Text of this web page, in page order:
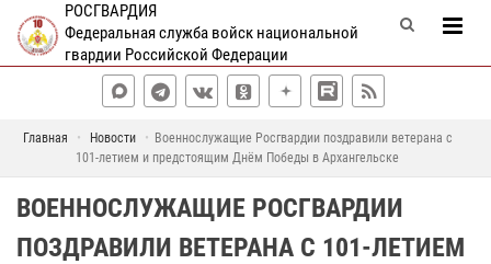
РОСГВАРДИЯ
Федеральная служба войск национальной
гвардии Российской Федерации
Главная Новости
Военнослужащие Росгвардии поздравили ветерана с
101-летием и предстоящим Днём Победы в Архангельске
ВОЕННОСЛУЖАЩИЕ РОСГВАРДИИ
ПОЗДРАВИЛИ ВЕТЕРАНА С 101-ЛЕТИЕМ